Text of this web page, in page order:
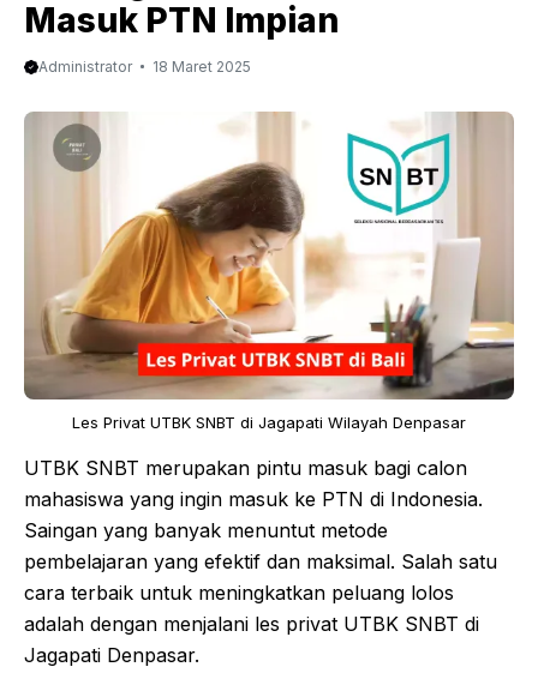
Masuk PTN Impian
Administrator 18 Maret 2025
Les Privat UTBK SNBT di Jagapati Wilayah Denpasar
UTBK SNBT merupakan pintu masuk bagi calon
mahasiswa yang ingin masuk ke PTN di Indonesia.
Saingan yang banyak menuntut metode
pembelajaran yang efektif dan maksimal. Salah satu
cara terbaik untuk meningkatkan peluang lolos
adalah dengan menjalani les privat UTBK SNBT di
Jagapati Denpasar.